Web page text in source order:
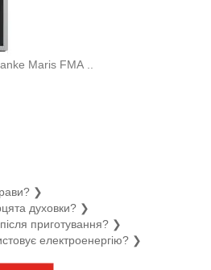
Maris FMA ..
❯
духовки? ❯
приготування? ❯
електроенергію? ❯